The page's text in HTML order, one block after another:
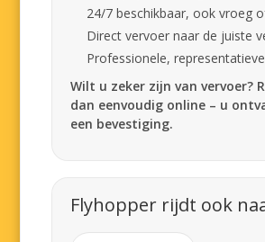
24/7 beschikbaar, ook vroeg
Direct vervoer naar de juiste
Professionele,
Wilt u zeker zijn van vervoer?
dan eenvoudig online – u
een bevestiging.
Flyhopper rijdt ook